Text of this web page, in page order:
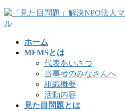
コ
ン
ナ
ビ
ホーム
MFMSとは
代表あいさつ
当事者のみなさんへ
組織概要
活動内容
見た目問題とは